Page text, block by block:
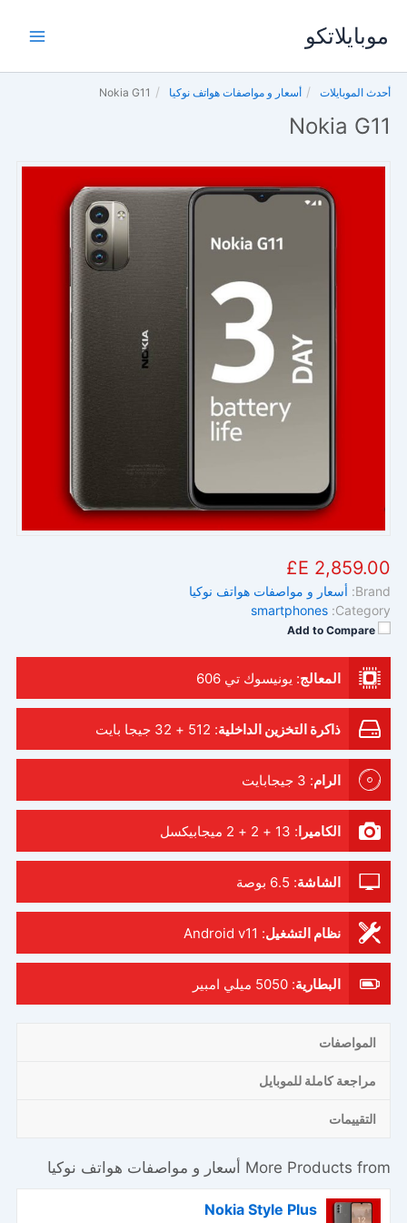
المحتوى
موبايلاتكو
أحدث الموبايلات أسعار و مواصفات هواتف نوكيا Nokia G11
Nokia G11
2,859.00 E£
Brand: أسعار و مواصفات هواتف نوكيا
Category:
smartphones
Add to Compare
المعالج: يونيسوك تي 606
ذاكرة التخزين الداخلية: 512 + 32 جيجا بايت
الرام: 3 جيجابايت
الكاميرا : 13 + 2 + 2 ميجابيكسل
الشاشة: 6.5 بوصة
نظام التشغيل:
Android v11
البطارية: 5050 ميلي امبير
المواصفات
مراجعة كاملة للموبايل
التقييمات
More Products from أسعار و مواصفات هواتف نوكيا
Nokia Style Plus